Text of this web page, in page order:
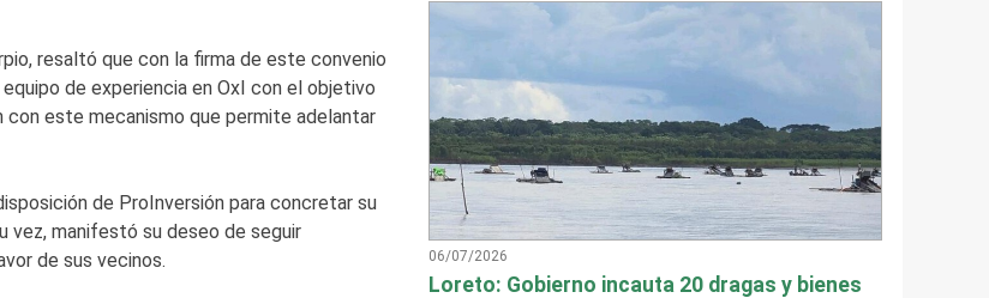
resaltó que con la firma de este convenio
de experiencia en OxI con el objetivo
este mecanismo que permite adelantar
de ProInversión para concretar su
vez, manifestó su deseo de seguir
de sus vecinos.
06/07/2026
Loreto: Gobierno incauta 20 dragas y bienes